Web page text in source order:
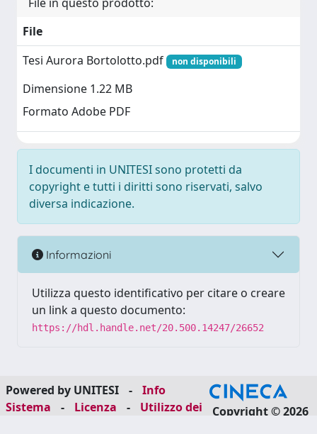
File
Tesi Aurora Bortolotto.pdf
non disponibili
Dimensione 1.22 MB
Formato Adobe PDF
I documenti in UNITESI sono protetti da
copyright e tutti i diritti sono riservati, salvo
diversa indicazione.
Informazioni
Utilizza questo identificativo per citare o creare
un link a questo documento:
https://hdl.handle.net/20.500.14247/26652
Powered by UNITESI -
Info
Sistema
- Licenza -
Utilizzo dei
Copyright © 2026